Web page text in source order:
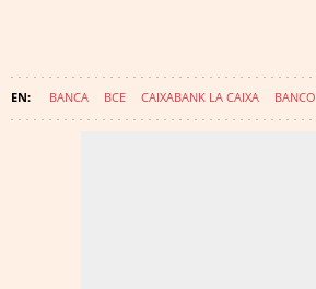
BANCA BCE CAIXABANK LA CAIXA